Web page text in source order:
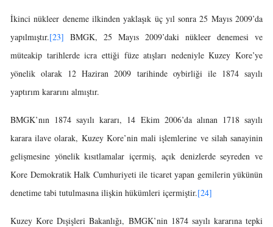
İkinci nükleer deneme ilkinden yaklaşık üç yıl sonra 25 Mayıs 2009’da
yapılmıştır.[23] BMGK, 25 Mayıs 2009’daki nükleer denemesi ve
müteakip tarihlerde icra ettiği füze atışları nedeniyle Kuzey Kore’ye
yönelik olarak 12 Haziran 2009 tarihinde oybirliği ile 1874 sayılı
yaptırım kararını almıştır.
BMGK’nın 1874 sayılı kararı, 14 Ekim 2006’da alınan 1718 sayılı
karara ilave olarak, Kuzey Kore’nin mali işlemlerine ve silah sanayinin
gelişmesine yönelik kısıtlamalar içermiş, açık denizlerde seyreden ve
Kore Demokratik Halk Cumhuriyeti ile ticaret yapan gemilerin yükünün
denetime tabi tutulmasına ilişkin hükümleri içermiştir.[24]
Kuzey Kore Dışişleri Bakanlığı, BMGK’nin 1874 sayılı kararına tepki